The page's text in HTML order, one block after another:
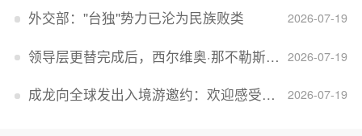
2026-07-19
外交部：''台独''势力已沦为民族败类
2026-07-19
领导层更替完成后，西尔维奥·那不勒斯出任Lucid首席执行官
2026-07-19
成龙向全球发出入境游邀约：欢迎感受无滤镜的真实中国